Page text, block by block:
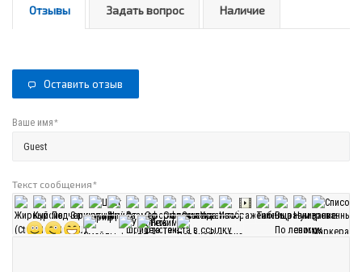
Отзывы Задать вопрос Наличие
Оставить отзыв
Ваше имя*
Текст сообщения*